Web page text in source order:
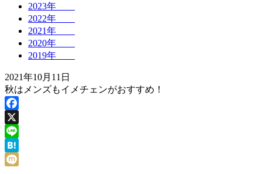
2023年
2022年
2021年
2020年
2019年
2021年10月11日
秋はメンズもイメチェンがおすすめ！
Facebook
X
Line
Hatena